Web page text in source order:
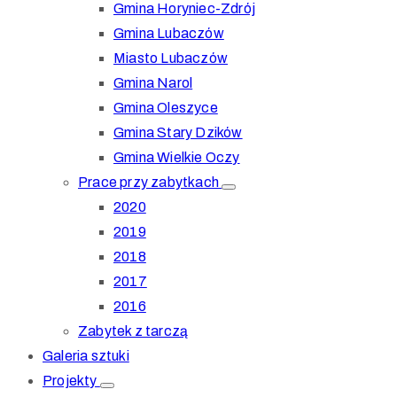
Gmina Horyniec-Zdrój
Gmina Lubaczów
Miasto Lubaczów
Gmina Narol
Gmina Oleszyce
Gmina Stary Dzików
Gmina Wielkie Oczy
Prace przy zabytkach
2020
2019
2018
2017
2016
Zabytek z tarczą
Galeria sztuki
Projekty